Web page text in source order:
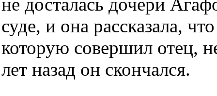
суде, и она рассказала,
которую совершил отец,
лет назад он скончался.